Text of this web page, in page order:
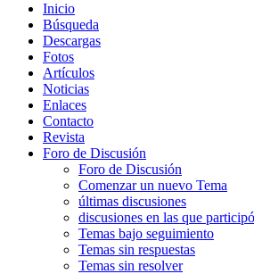
Inicio
Búsqueda
Descargas
Fotos
Artículos
Noticias
Enlaces
Contacto
Revista
Foro de Discusión
Foro de Discusión
Comenzar un nuevo Tema
últimas discusiones
discusiones en las que participó
Temas bajo seguimiento
Temas sin respuestas
Temas sin resolver